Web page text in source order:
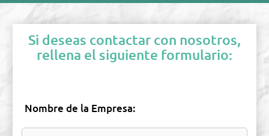
Si deseas contactar con nosotros,
rellena el siguiente formulario:
Nombre de la Empresa: